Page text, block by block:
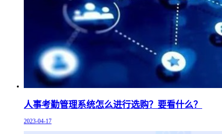
人事考勤管理系统怎么进行选购？要看什么？
2023-04-17